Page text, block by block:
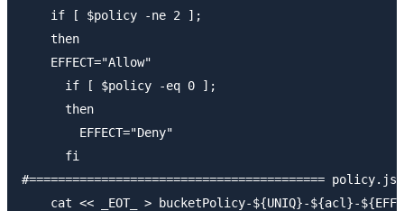
    if [ $policy -ne 2 ];
    then
    EFFECT="Allow"
      if [ $policy -eq 0 ];
      then
        EFFECT="Deny"
      fi
#=========================================
cat << _EOT_ > bucketPolicy-${UNIQ}-${acl}-